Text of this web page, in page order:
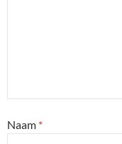
Naam *